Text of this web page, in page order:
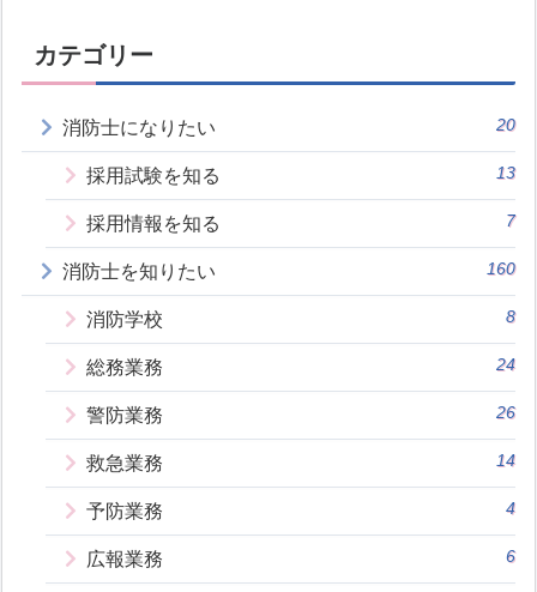
カテゴリー
消防士になりたい 20
採用試験を知る 13
採用情報を知る 7
消防士を知りたい 160
消防学校 8
総務業務 24
警防業務 26
救急業務 14
予防業務 4
広報業務 6